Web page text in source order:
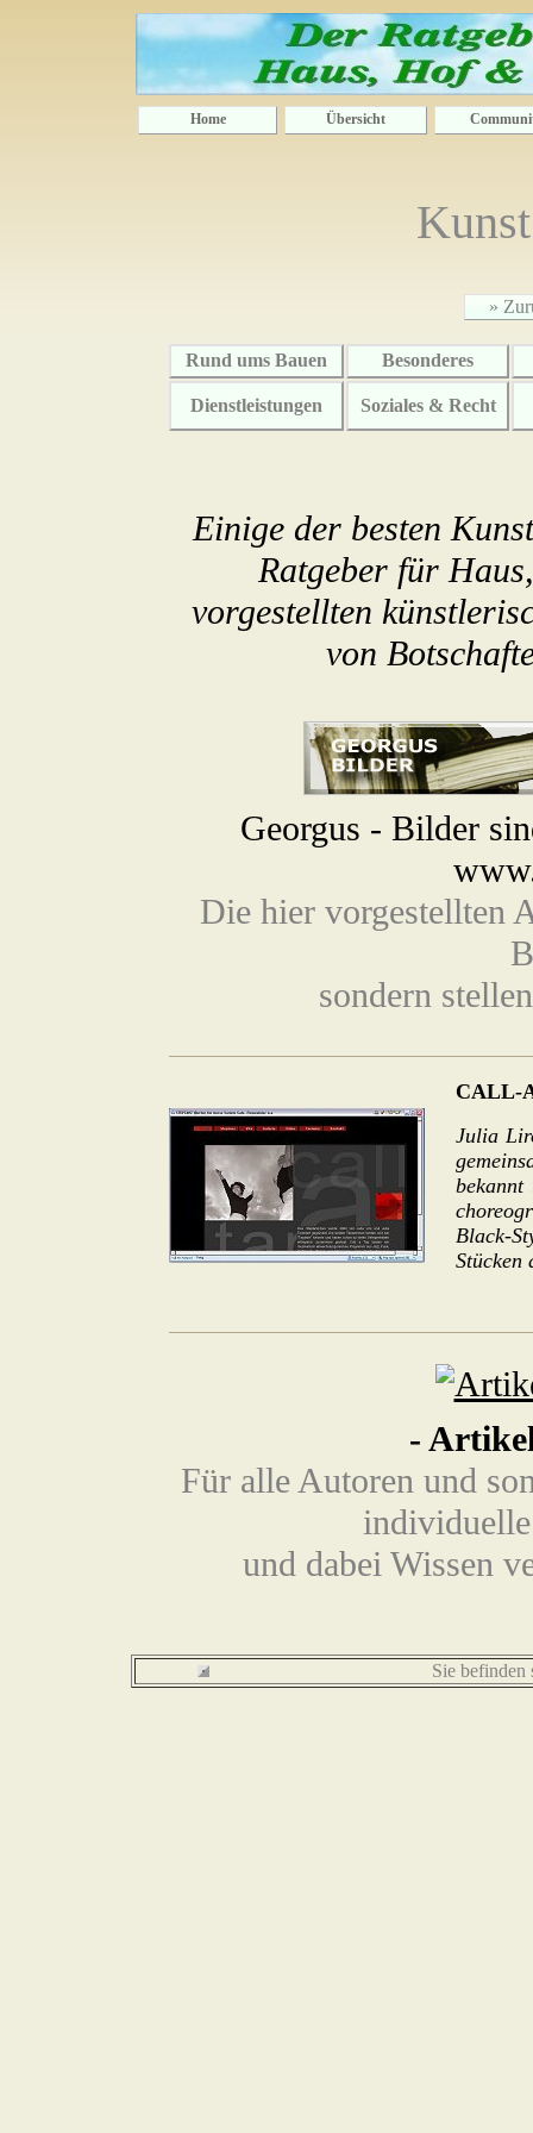
Home Übersicht
»
Rund ums Bauen Besonderes
Dienstleistungen Soziales & Recht
Einige der besten
Ratgeber für
vorgestellten
von
Georgus - Bilder
Die hier vorgestellten
sondern
CALL-
Julia
bekannt
Black-
Stücken
-
Für alle Autoren und
und dabei Wissen
Sie